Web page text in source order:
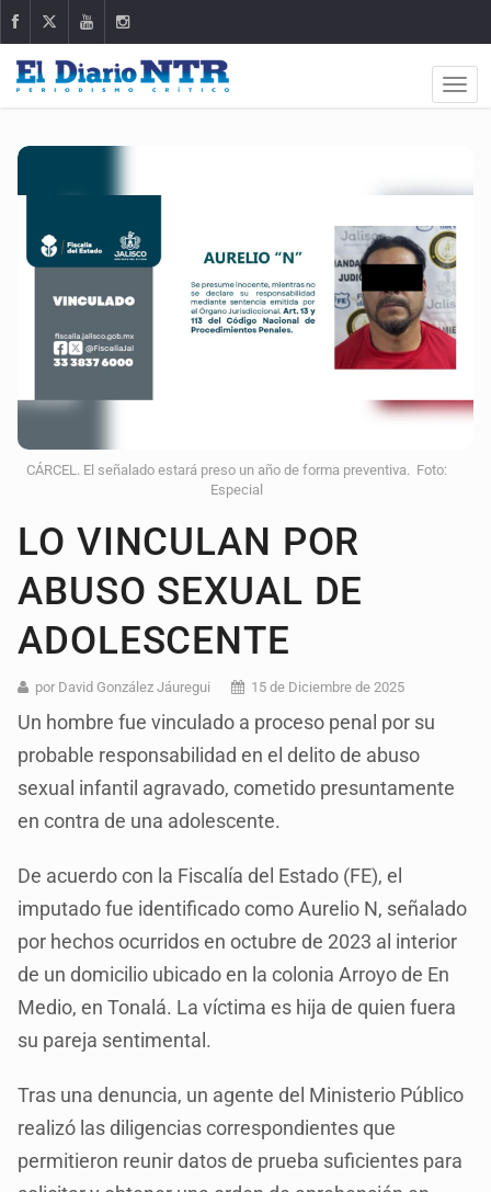
CÁRCEL. El señalado estará preso un año de forma preventiva. Foto:
Especial
LO VINCULAN POR
ABUSO SEXUAL DE
ADOLESCENTE
por David González Jáuregui 15 de Diciembre de 2025
Un hombre fue vinculado a proceso penal por su
probable responsabilidad en el delito de abuso
sexual infantil agravado, cometido presuntamente
en contra de una adolescente.
De acuerdo con la Fiscalía del Estado (FE), el
imputado fue identificado como Aurelio N, señalado
por hechos ocurridos en octubre de 2023 al interior
de un domicilio ubicado en la colonia Arroyo de En
Medio, en Tonalá. La víctima es hija de quien fuera
su pareja sentimental.
Tras una denuncia, un agente del Ministerio Público
realizó las diligencias correspondientes que
permitieron reunir datos de prueba suficientes para